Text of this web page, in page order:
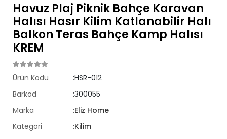
Havuz Plaj Piknik Bahçe Karavan
Halısı Hasır Kilim Katlanabilir Halı
Balkon Teras Bahçe Kamp Halısı
KREM
Ürün Kodu
:HSR-012
Barkod
:300055
Marka
:Eliz Home
Kategori
:Kilim